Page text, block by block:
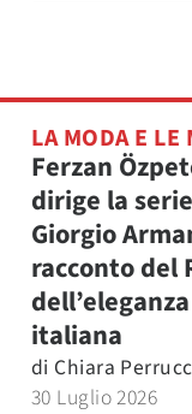
LA MODA E LE
Ferzan
dirige la
Giorgio
racconto del
dell’eleganza
italiana
di Chiara
30 Luglio 2026